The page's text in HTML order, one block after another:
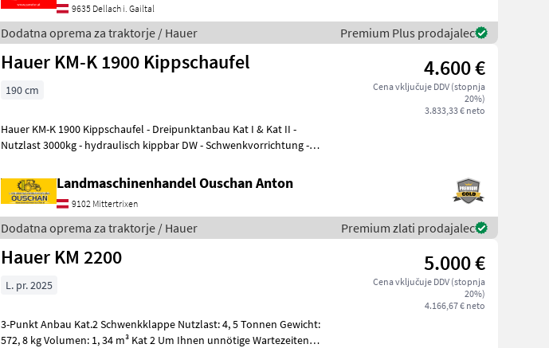
9635 Dellach i. Gailtal
Dodatna oprema za traktorje / Hauer Premium Plus prodajalec
Hauer KM-K 1900 Kippschaufel 4.600 €
Cena vključuje DDV (stopnja
20%)
3.833,33 € neto
190 cm
Hauer KM-K 1900 Kippschaufel - Dreipunktanbau Kat I & Kat II -
Nutzlast 3000kg - hydraulisch kippbar DW - Schwenkvorrichtung -
Landmaschinenhandel Ouschan Anton
9102 Mittertrixen
Dodatna oprema za traktorje / Hauer Premium zlati prodajalec
Hauer KM 2200 5.000 €
Cena vključuje DDV (stopnja
20%)
4.166,67 € neto
L. pr. 2025
3-Punkt Anbau Kat.2 Schwenkklappe Nutzlast: 4, 5 Tonnen Gewicht:
572, 8 kg Volumen: 1, 34 m³ Kat 2 Um Ihnen unnötige Wartezeiten